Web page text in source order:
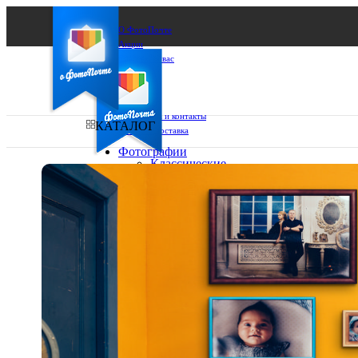
О ФотоПочте
Акции
Сделаем за вас
Бизнесу
FAQ
Франшиза
Поддержка и контакты
Оплата и доставка
Ваш город:
Выберите из списка:
КАТАЛОГ
Фотографии
Классические
10х10
15х15
30х30
30х40